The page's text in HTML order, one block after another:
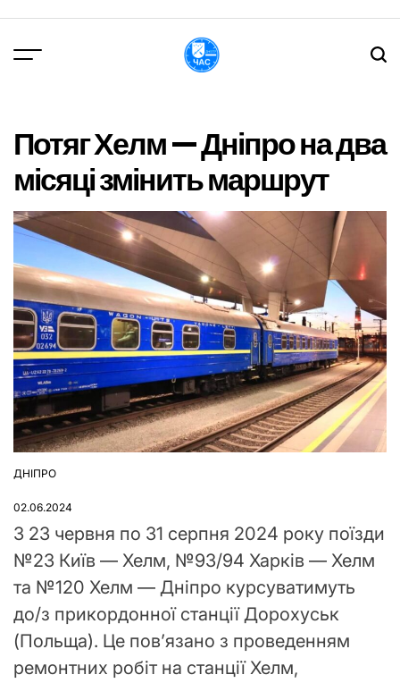
вмісту
Потяг Хелм — Дніпро на два
місяці змінить маршрут
ОПУБЛІКУВАТИ
ДНІПРО
02.06.2024
З 23 червня по 31 серпня 2024 року поїзди
№23 Київ — Хелм, №93/94 Харків — Хелм
та №120 Хелм — Дніпро курсуватимуть
до/з прикордонної станції Дорохуськ
(Польща). Це пов’язано з проведенням
ремонтних робіт на станції Хелм,